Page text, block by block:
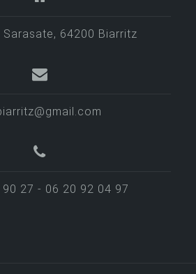
Sarasate, 64200 Biarritz
27 - 06 20 92 04 97